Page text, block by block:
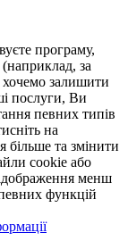
програму,
за
залишити
послуги, Ви
певних типів
на
більше та змінити
cookie або
менш
функцій